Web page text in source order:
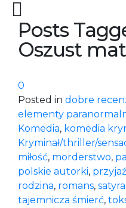
Posts
Oszust
0
Posted in dobre
elementy
Komedia, komedia
Kryminał/thriller/
miłość, morderstwo,
polskie autorki,
rodzina, romans, satyra
tajemnicza śmierć,